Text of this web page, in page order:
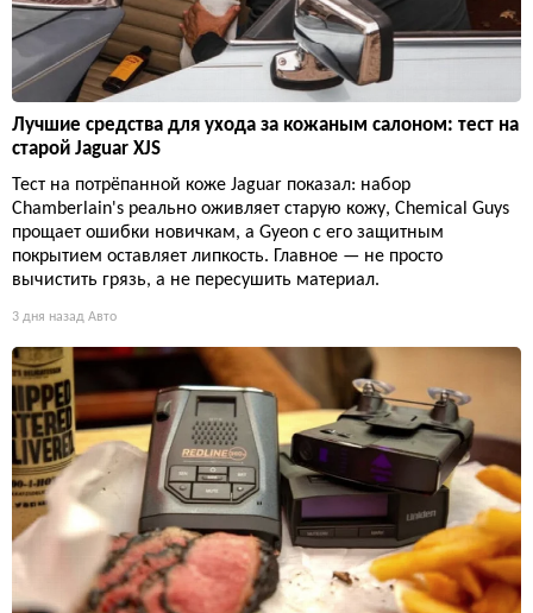
Лучшие средства для ухода за кожаным салоном: тест на
старой Jaguar XJS
Тест на потрёпанной коже Jaguar показал: набор
Chamberlain's реально оживляет старую кожу, Chemical Guys
прощает ошибки новичкам, а Gyeon с его защитным
покрытием оставляет липкость. Главное — не просто
вычистить грязь, а не пересушить материал.
3 дня назад Авто